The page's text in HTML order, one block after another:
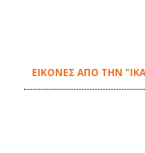
ΕΙΚΟΝΕΣ ΑΠΟ ΤΗΝ